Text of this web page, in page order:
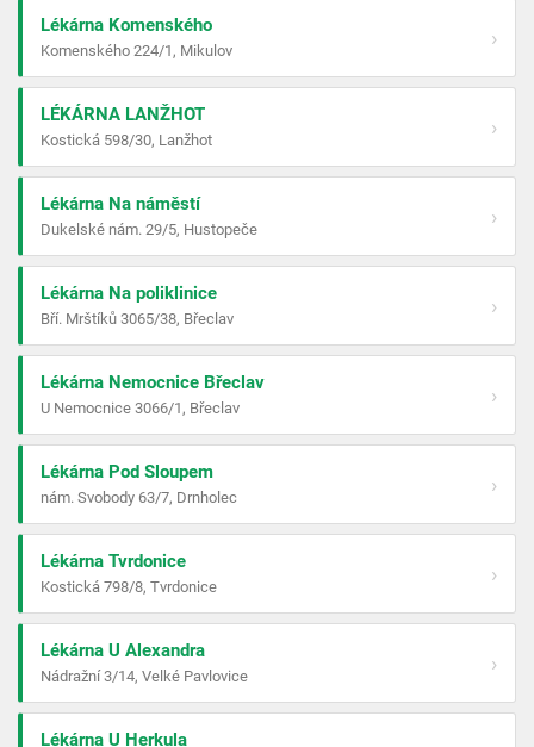
Lékárna Komenského
Komenského 224/1, Mikulov
›
LÉKÁRNA LANŽHOT
Kostická 598/30, Lanžhot
›
Lékárna Na náměstí
Dukelské nám. 29/5, Hustopeče
›
Lékárna Na poliklinice
Bří. Mrštíků 3065/38, Břeclav
›
Lékárna Nemocnice Břeclav
U Nemocnice 3066/1, Břeclav
›
Lékárna Pod Sloupem
nám. Svobody 63/7, Drnholec
›
Lékárna Tvrdonice
Kostická 798/8, Tvrdonice
›
Lékárna U Alexandra
Nádražní 3/14, Velké Pavlovice
›
Lékárna U Herkula